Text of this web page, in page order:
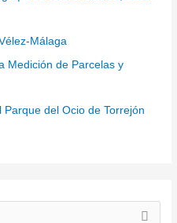
Málaga
Medición de Parcelas y
del Ocio de Torrejón